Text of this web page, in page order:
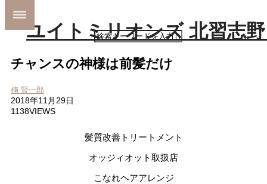
MENU
SHOP INFO
STYLE
ホーム
SHOP INFO
STYLE
MAIL
MAP
チャンスの神様は前髪だけ
楠 賢一郎
2018年11月29日
1138VIEWS
髪質改善トリートメント
オッジィオット取扱店
こなれヘアアレンジ